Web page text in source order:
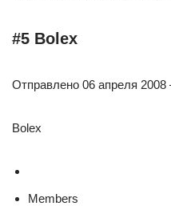
#5 Bolex
Отправлено 06 апреля
Bolex
Members